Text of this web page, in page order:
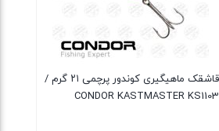
قاشقک ماهیگیری کوندور پرچمی ۲۱ گرم /
CONDOR KASTMASTER KS1103